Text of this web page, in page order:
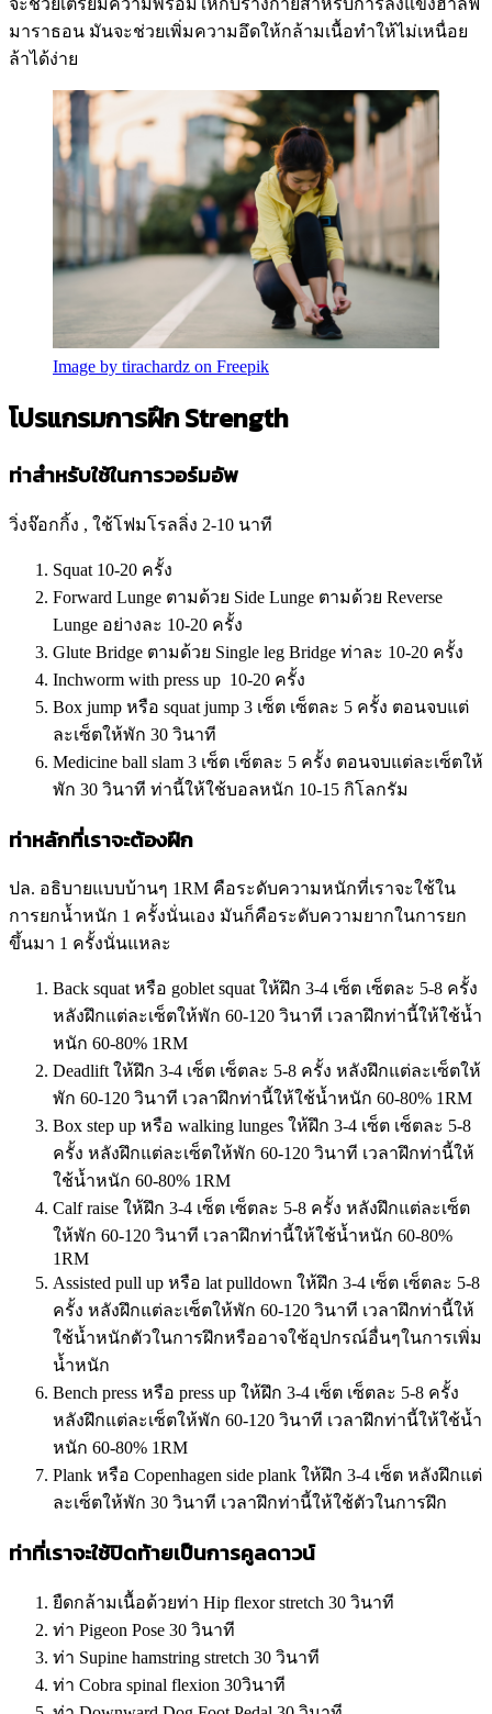
จะช่วยเตรียมความพร้อมให้กับร่างกายสำหรับการลงแข่งฮาล์ฟ
มาราธอน มันจะช่วยเพิ่มความอึดให้กล้ามเนื้อทำให้ไม่เหนื่อย
ล้าได้ง่าย
Image by tirachardz on Freepik
โปรแกรมการฝึก Strength
ท่าสำหรับใช้ในการวอร์มอัพ
วิ่งจ๊อกกิ้ง , ใช้โฟมโรลลิ่ง 2-10 นาที
Squat 10-20 ครั้ง
Forward Lunge ตามด้วย Side Lunge ตามด้วย Reverse
Lunge อย่างละ 10-20 ครั้ง
Glute Bridge ตามด้วย Single leg Bridge ท่าละ 10-20 ครั้ง
Inchworm with press up 10-20 ครั้ง
Box jump หรือ squat jump 3 เซ็ต เซ็ตละ 5 ครั้ง ตอนจบแต่
ละเซ็ตให้พัก 30 วินาที
Medicine ball slam 3 เซ็ต เซ็ตละ 5 ครั้ง ตอนจบแต่ละเซ็ตให้
พัก 30 วินาที ท่านี้ให้ใช้บอลหนัก 10-15 กิโลกรัม
ท่าหลักที่เราจะต้องฝึก
ปล. อธิบายแบบบ้านๆ 1RM คือระดับความหนักที่เราจะใช้ใน
การยกน้ำหนัก 1 ครั้งนั่นเอง มันก็คือระดับความยากในการยก
ขึ้นมา 1 ครั้งนั่นแหละ
Back squat หรือ goblet squat ให้ฝึก 3-4 เซ็ต เซ็ตละ 5-8 ครั้ง
หลังฝึกแต่ละเซ็ตให้พัก 60-120 วินาที เวลาฝึกท่านี้ให้ใช้น้ำ
หนัก 60-80% 1RM
Deadlift ให้ฝึก 3-4 เซ็ต เซ็ตละ 5-8 ครั้ง หลังฝึกแต่ละเซ็ตให้
พัก 60-120 วินาที เวลาฝึกท่านี้ให้ใช้น้ำหนัก 60-80% 1RM
Box step up หรือ walking lunges ให้ฝึก 3-4 เซ็ต เซ็ตละ 5-8
ครั้ง หลังฝึกแต่ละเซ็ตให้พัก 60-120 วินาที เวลาฝึกท่านี้ให้
ใช้น้ำหนัก 60-80% 1RM
Calf raise ให้ฝึก 3-4 เซ็ต เซ็ตละ 5-8 ครั้ง หลังฝึกแต่ละเซ็ต
ให้พัก 60-120 วินาที เวลาฝึกท่านี้ให้ใช้น้ำหนัก 60-80%
1RM
Assisted pull up หรือ lat pulldown ให้ฝึก 3-4 เซ็ต เซ็ตละ 5-8
ครั้ง หลังฝึกแต่ละเซ็ตให้พัก 60-120 วินาที เวลาฝึกท่านี้ให้
ใช้น้ำหนักตัวในการฝึกหรืออาจใช้อุปกรณ์อื่นๆในการเพิ่ม
น้ำหนัก
Bench press หรือ press up ให้ฝึก 3-4 เซ็ต เซ็ตละ 5-8 ครั้ง
หลังฝึกแต่ละเซ็ตให้พัก 60-120 วินาที เวลาฝึกท่านี้ให้ใช้น้ำ
หนัก 60-80% 1RM
Plank หรือ Copenhagen side plank ให้ฝึก 3-4 เซ็ต หลังฝึกแต่
ละเซ็ตให้พัก 30 วินาที เวลาฝึกท่านี้ให้ใช้ตัวในการฝึก
ท่าที่เราจะใช้ปิดท้ายเป็นการคูลดาวน์
ยืดกล้ามเนื้อด้วยท่า Hip flexor stretch 30 วินาที
ท่า Pigeon Pose 30 วินาที
ท่า Supine hamstring stretch 30 วินาที
ท่า Cobra spinal flexion 30วินาที